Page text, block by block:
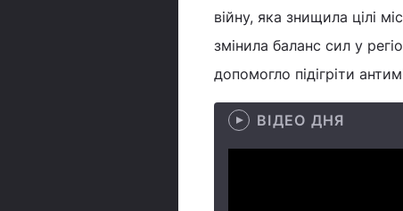
війну, яка знищила цілі
змінила баланс сил у
допомогло підігріти
ВІДЕО ДНЯ